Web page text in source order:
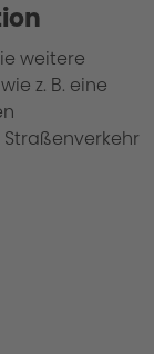
weitere
z. B. eine